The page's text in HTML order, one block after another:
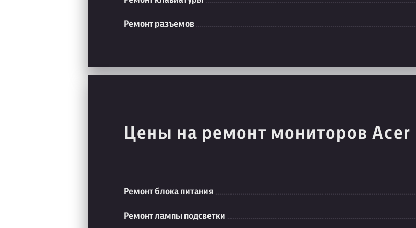
Ремонт разъемов
Цены на ремонт мониторов Acer
Ремонт блока питания
Ремонт лампы подсветки